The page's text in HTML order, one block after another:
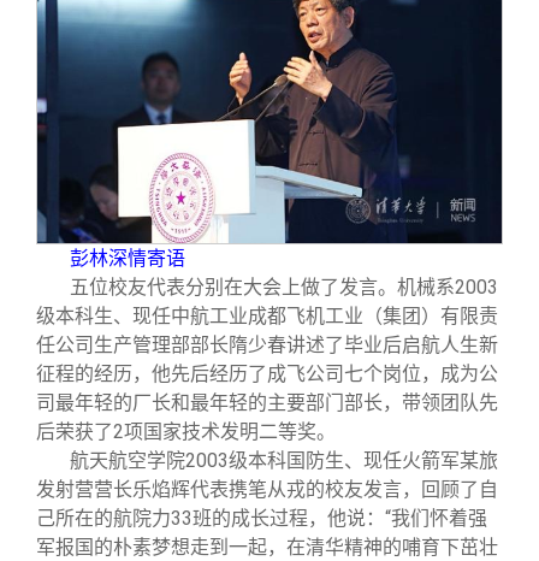
彭林深情寄语
五位校友代表分别在大会上做了发言。机械系2003
级本科生、现任中航工业成都飞机工业（集团）有限责
任公司生产管理部部长隋少春讲述了毕业后启航人生新
征程的经历，他先后经历了成飞公司七个岗位，成为公
司最年轻的厂长和最年轻的主要部门部长，带领团队先
后荣获了2项国家技术发明二等奖。
航天航空学院2003级本科国防生、现任火箭军某旅
发射营营长乐焰辉代表携笔从戎的校友发言，回顾了自
己所在的航院力33班的成长过程，他说：“我们怀着强
军报国的朴素梦想走到一起，在清华精神的哺育下茁壮